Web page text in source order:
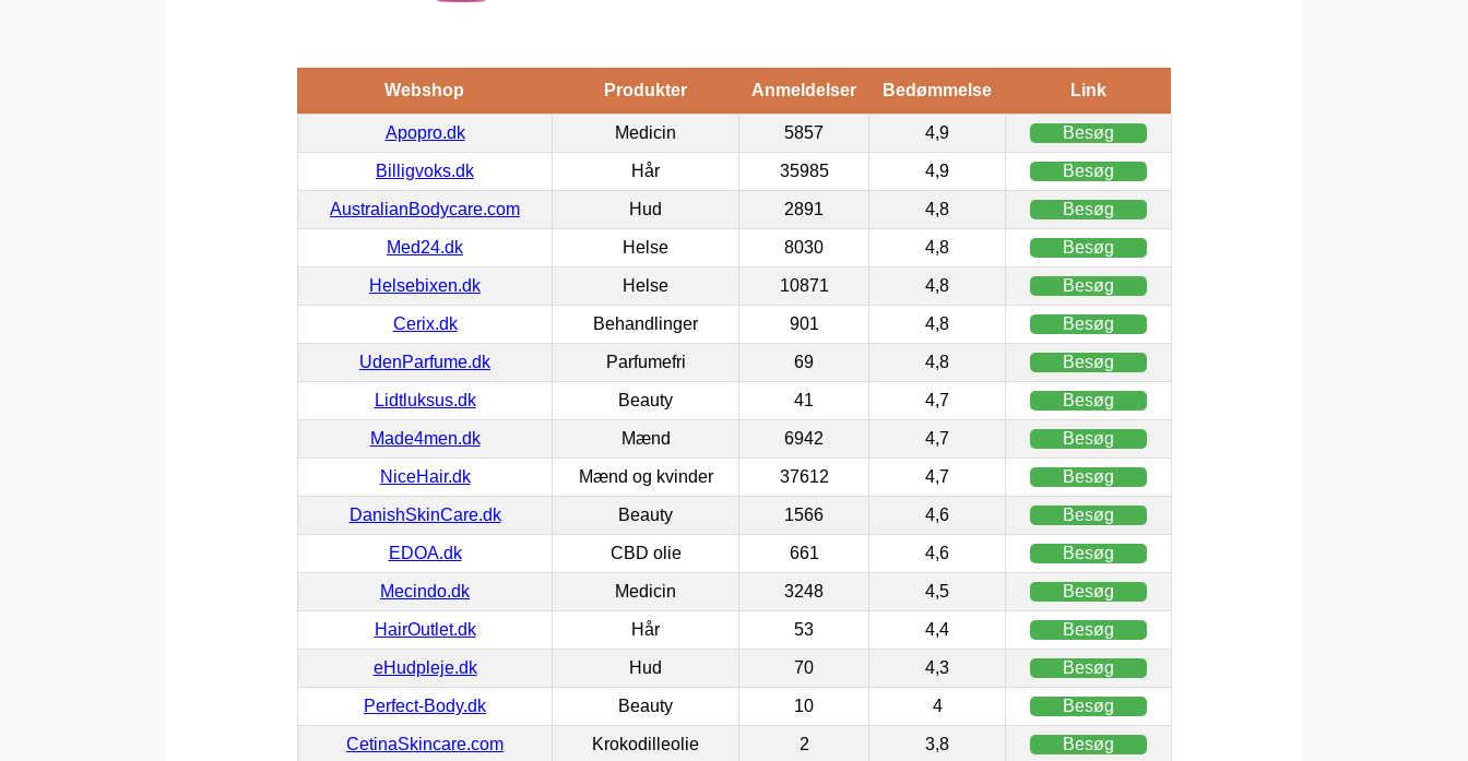
Webshop Produkter Anmeldelser Bedømmelse Link
Apopro.dk Medicin 5857 4,9 Besøg
Billigvoks.dk Hår 35985 4,9 Besøg
AustralianBodycare.com Hud 2891 4,8 Besøg
Med24.dk Helse 8030 4,8 Besøg
Helsebixen.dk Helse 10871 4,8 Besøg
Cerix.dk Behandlinger 901 4,8 Besøg
UdenParfume.dk Parfumefri 69 4,8 Besøg
Lidtluksus.dk Beauty 41 4,7 Besøg
Made4men.dk Mænd 6942 4,7 Besøg
NiceHair.dk Mænd og kvinder 37612 4,7 Besøg
DanishSkinCare.dk Beauty 1566 4,6 Besøg
EDOA.dk CBD olie 661 4,6 Besøg
Mecindo.dk Medicin 3248 4,5 Besøg
HairOutlet.dk Hår 53 4,4 Besøg
eHudpleje.dk Hud 70 4,3 Besøg
Perfect-Body.dk Beauty 10 4 Besøg
CetinaSkincare.com Krokodilleolie 2 3,8 Besøg